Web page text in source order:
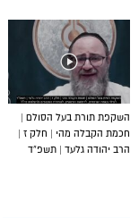
השקפת תורת בעל הסולם |
חכמת הקבלה מהי | חלק ז |
הרב יהודה גלעד | תשפ”ד